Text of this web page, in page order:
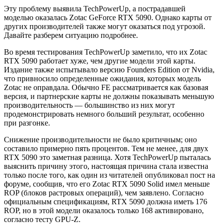
Эту проблему выявила TechPowerUp, а пострадавшей
моделью оказалась Zotac GeForce RTX 5090. Однако карты от
других производителей также могут оказаться под угрозой.
Давайте разберем ситуацию подробнее.
Во время тестирования TechPowerUp заметило, что их Zotac
RTX 5090 работает хуже, чем другие модели этой карты.
Издание также испытывало версию Founders Edition от Nvidia,
что привносило определенные ожидания, которых модель
Zotac не оправдала. Обычно FE рассматривается как базовая
версия, и партнерские карты не должны показывать меньшую
производительность — большинство из них могут
продемонстрировать немного больший результат, особенно
при разгонке.
Снижение производительности не было критичным; оно
составило примерно пять процентов. Тем не менее, для двух
RTX 5090 это заметная разница. Хотя TechPowerUp пыталась
выяснить причину этого, настоящая причина стала известна
только после того, как один из читателей опубликовал пост на
форуме, сообщив, что его Zotac RTX 5090 Solid имел меньше
ROP (блоков растровых операций), чем заявлено. Согласно
официальным спецификациям, RTX 5090 должна иметь 176
ROP, но в этой модели оказалось только 168 активировано,
согласно тесту GPU-Z.